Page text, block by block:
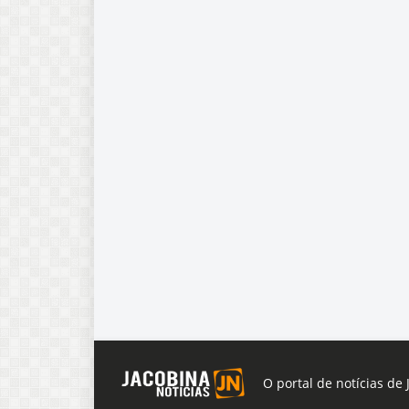
O portal de notícias de